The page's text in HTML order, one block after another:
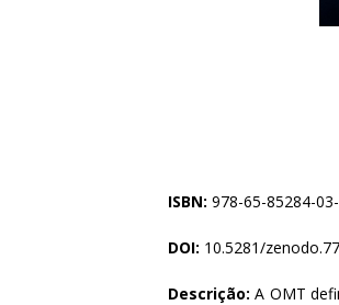
ISBN: 978-65-85284-
DOI: 10.5281/
Descrição: A OMT